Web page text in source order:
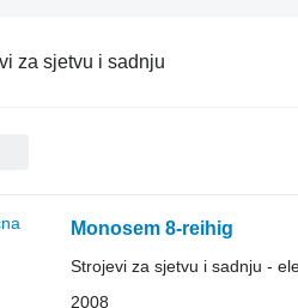
za sjetvu i sadnju
Monosem 8-reihig
Strojevi za sjetvu i sadnju -
2008